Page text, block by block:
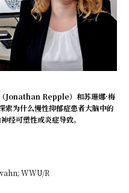
Jonathan Repple）和苏珊娜·梅
为什么慢性抑郁症患者大脑中的
经可塑性或炎症导致。
WWU/R